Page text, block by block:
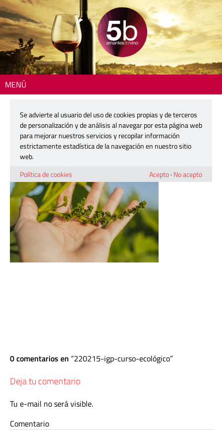
MENÚ
220215-igp-curso-ecológico
15 febrero, 2022
0 comentarios en 220215-igp-curso-ecológico
Deja tu comentario
Tu e-mail no será visible.
Comentario
Se advierte al usuario del uso de cookies propias y de terceros
de personalización y de análisis al navegar por esta página web
para mejorar nuestros servicios y recopilar información
estrictamente estadística de la navegación en nuestro sitio
web.
Política de cookies
Acepto· No acepto